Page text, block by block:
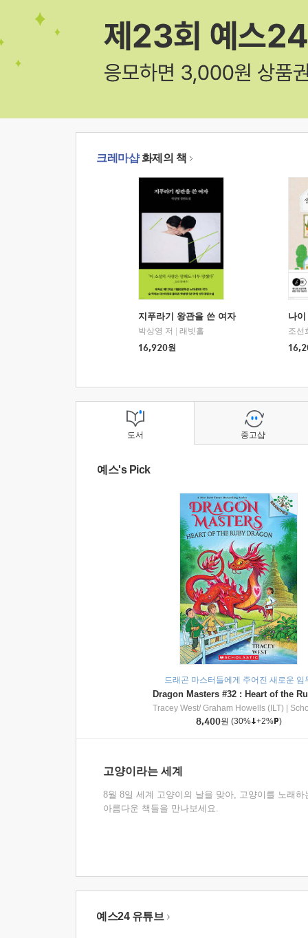
크레마샵화제의 책
지푸라기 왕관을 쓴 여자
박상영 저
래빗홀
16,920원
나
조선
도서
예스's Pick
드래곤 마스터들에게 주어진 새로운 임
Tracey West/ Graham Howells (ILT)
8,400원 (30% +2% )
고양이라는 세계
8월 8일 세계 고양이의 날을 맞아, 고양이를 노래하
아름다운 책들을 만나보세요.
중고샵
예스24 유튜브